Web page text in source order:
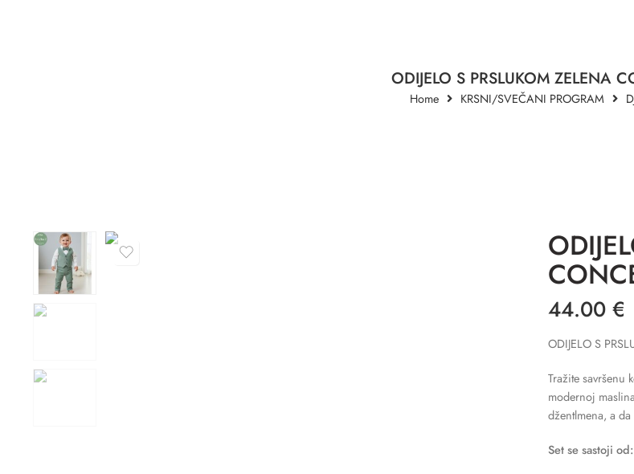
ODIJELO S PRSLUKOM ZELENA
Home KRSNI/SVEČANI PROGRAM
44.00 €
ODIJELO S
Tražite savršenu
modernoj
džentlmena, a
Set se sastoji od: